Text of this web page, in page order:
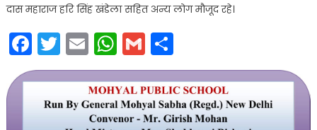
दास महाराज हरि सिंह खंडेला सहित अन्य लोग मौजूद रहे।
Facebook
Twitter
EmailWhatsApp
GmailShare